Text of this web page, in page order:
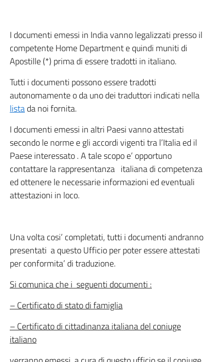
I documenti emessi in India vanno legalizzati presso il
competente Home Department e quindi muniti di
Apostille (*) prima di essere tradotti in italiano.
Tutti i documenti possono essere tradotti
autonomamente o da uno dei traduttori indicati nella
listada noi fornita.
I documenti emessi in altri Paesi vanno attestati
secondo le norme e gli accordi vigenti tra l’Italia ed il
Paese interessato . A tale scopo e’ opportuno
contattare la rappresentanza italiana di competenza
ed ottenere le necessarie informazioni ed eventuali
attestazioni in loco.
Una volta cosi’ completati, tutti i documenti andranno
presentati a questo Ufficio per poter essere attestati
per conformita’ di traduzione.
Si comunica che i seguenti documenti :
– Certificato di stato di famiglia
– Certificato di cittadinanza italiana del coniuge
italiano